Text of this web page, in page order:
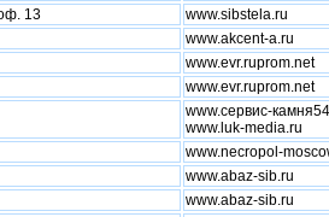
13
www.sibstela.ru
www.akcent-a.ru
www.evr.ruprom.net
www.evr.ruprom.net
www.сервис-
www.luk-media.ru
www.necropol-
www.abaz-sib.ru
www.abaz-sib.ru